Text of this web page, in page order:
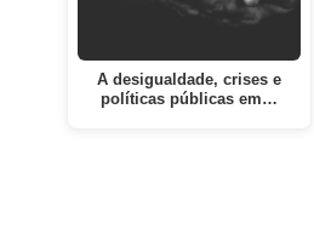
A desigualdade, crises e
políticas públicas em…